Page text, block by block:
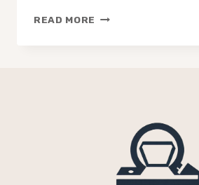
READ MORE POUR
MODÈLES
RÉVOLUTIONNAIRES